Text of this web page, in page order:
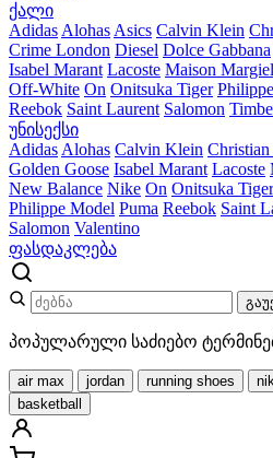
ქალი
Adidas Alohas Asics Calvin Klein
Crime London Diesel Dolce Gabbana
Isabel Marant Lacoste Maison
Off-White On Onitsuka Tiger
Reebok Saint Laurent Salomon
უნისექსი
Adidas Alohas Calvin Klein
Golden Goose Isabel Marant Lacoste
New Balance Nike On Onitsuka Tiger
Philippe Model Puma Reebok Saint
Salomon Valentino
ფასდაკლება
პოპულარული საძიებო
air max jordan running shoes
basketball